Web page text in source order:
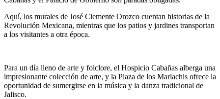
Aquí, los murales de José Clemente Orozco cuentan historias de la
Revolución Mexicana, mientras que los patios y jardines transportan
a los visitantes a otra época.
Para un día lleno de arte y folclore, el Hospicio Cabañas alberga una
impresionante colección de arte, y la Plaza de los Mariachis ofrece la
oportunidad de sumergirse en la música y la danza tradicional de
Jalisco.